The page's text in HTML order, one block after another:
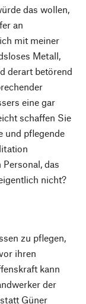
das wollen,
an
mit meiner
Metall,
derart betörend
eine gar
schaffen Sie
und pflegende
das
nicht?
zu pflegen,
ihren
kann
der
Güner